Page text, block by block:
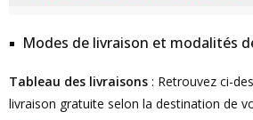
Modes de livraison et modalités
Tableau des livraisons : Retrouvez ci-
livraison gratuite selon la destination de